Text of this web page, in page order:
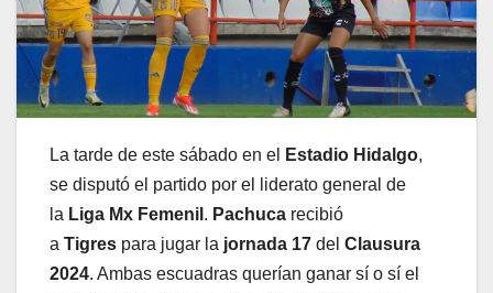
La tarde de este sábado en el Estadio Hidalgo,
se disputó el partido por el liderato general de
la Liga Mx Femenil . Pachuca recibió
a Tigres para jugar la jornada 17 del Clausura
2024. Ambas escuadras querían ganar sí o sí el